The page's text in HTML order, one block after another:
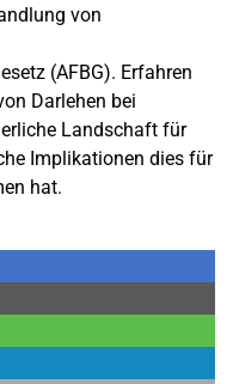
von
(AFBG). Erfahren
Darlehen bei
Landschaft für
Implikationen dies für
hat.